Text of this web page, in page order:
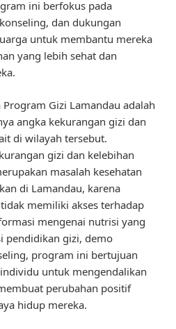
ini berfokus pada
dan dukungan
untuk membantu mereka
yang lebih sehat dan
Gizi Lamandau adalah
angka kekurangan gizi dan
di wilayah tersebut.
gizi dan kelebihan
masalah kesehatan
di Lamandau, karena
memiliki akses terhadap
mengenai nutrisi yang
pendidikan gizi, demo
program ini bertujuan
untuk mengendalikan
perubahan positif
hidup mereka.